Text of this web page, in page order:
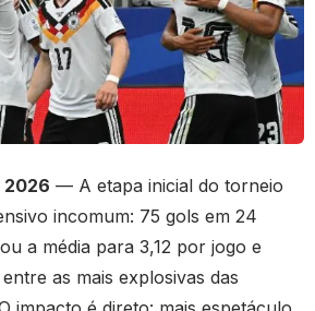
2026 — A etapa inicial do torneio
incomum: 75 gols em 24
a média para 3,12 por jogo e
as mais explosivas das